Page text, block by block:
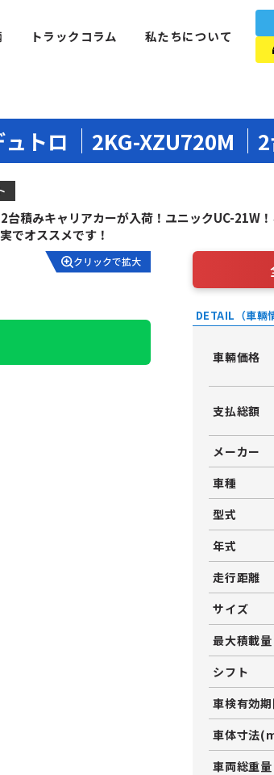
トラックコラム 私たちについて
トロ 2KG-XZU720M
積みキャリアカーが入荷！ユニックUC-21W
でオススメです！
クリックで拡大
DETAIL（車輛
車輛価格
支払総額
メーカー
車種
型式
年式
走行距離
サイズ
最大積載量
シフト
車検有効
車体寸法
車両総重量